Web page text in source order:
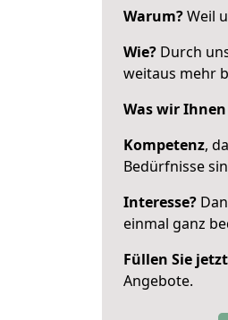
Warum?Weil
Wie? Durch
weitaus mehr
Was wir
Kompetenz,
Bedürfnisse
Interesse?
einmal ganz
Füllen Sie
Angebote.